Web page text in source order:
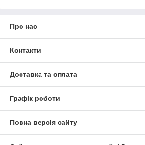
Про нас
Контакти
Доставка та оплата
Графік роботи
Повна версія сайту